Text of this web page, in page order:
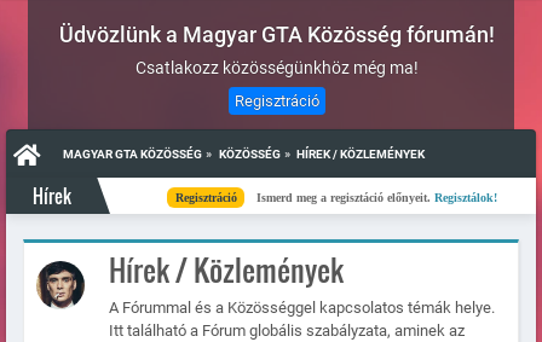
Üdvözlünk a Magyar GTA Közösség fórumán!
Csatlakozz közösségünkhöz még ma!
Regisztráció
MAGYAR GTA KÖZÖSSÉG » KÖZÖSSÉG » HÍREK / KÖZLEMÉNYEK
Hírek Regisztráció Ismerd meg a regisztáció előnyeit.Regisztálok!
Hírek / Közlemények
A Fórummal és a Közösséggel kapcsolatos témák helye.
Itt található a Fórum globális szabályzata, aminek az